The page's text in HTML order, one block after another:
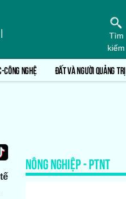
Tìm
kiếm
CÔNG NGHỆ ĐẤT VÀ NGƯỜI QUẢNG TRỊ
NÔNG NGHIỆP - PTNT